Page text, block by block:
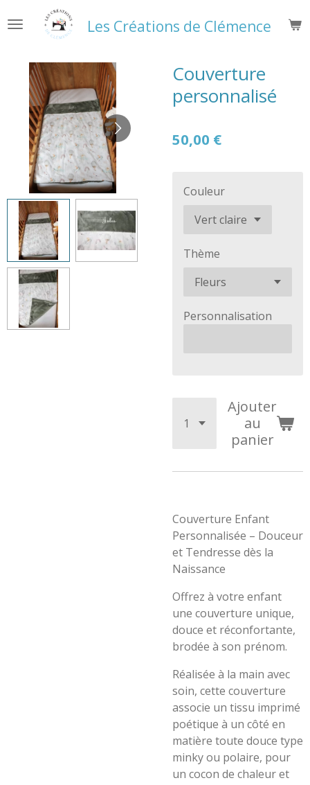
au
principal
Les Créations de Clémence
Couverture
personnalisé
50,00 €
Couleur
Thème
Personnalisation
Ajouter
au
panier
Couverture Enfant
Personnalisée – Douceur
et Tendresse dès la
Naissance
Offrez à votre enfant
une couverture unique,
douce et réconfortante,
brodée à son prénom.
Réalisée à la main avec
soin, cette couverture
associe un tissu imprimé
poétique à un côté en
matière toute douce type
minky ou polaire, pour
un cocon de chaleur et